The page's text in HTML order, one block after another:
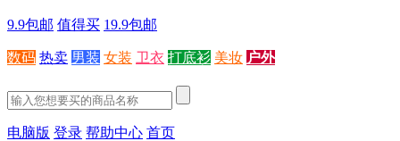
9.9包邮 值得买 19.9包邮
数码 热卖 男装 女装 卫衣 打底衫 美妆 户外
电脑版 登录 帮助中心 首页